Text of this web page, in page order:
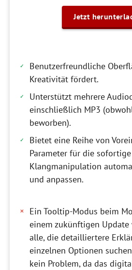
Jetzt
Benutzerfreundliche
Kreativität fördert.
Unterstützt mehrere
einschließlich MP3
beworben).
Bietet eine Reihe von
Parameter für die sofortige
Klangmanipulation
und anpassen.
Ein Tooltip-Modus beim
einem zukünftigen
alle, die detailliertere
einzelnen Optionen
kein Problem, da das